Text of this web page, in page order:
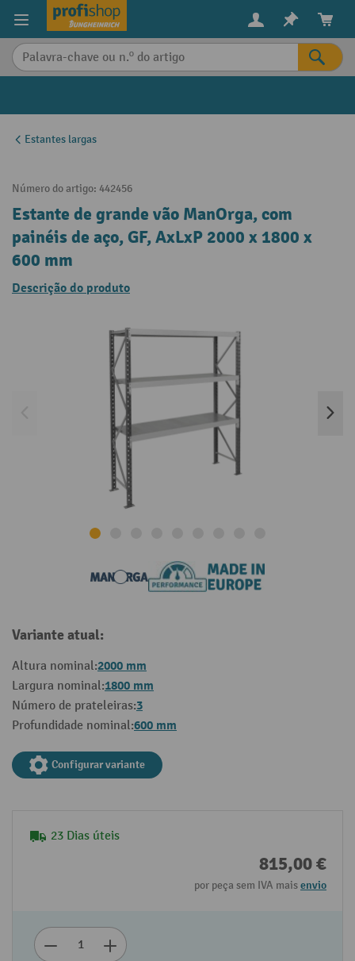
principal
Estantes largas
Número do artigo: 442456
Estante de grande vão ManOrga, com
painéis de aço, GF, AxLxP 2000 x 1800 x
600 mm
Descrição do produto
Variante atual:
Altura nominal:2000 mm
Largura nominal:1800 mm
Número de prateleiras:3
Profundidade nominal:600 mm
Configurar variante
23 Dias úteis
815,00 €
por peça sem IVA maisenvio